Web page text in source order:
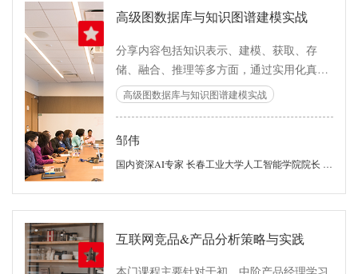
高级图数据库与知识图谱建模实战
分享内容包括知识表示、建模、获取、存
储、融合、推理等多方面，通过实用化真实
案例的方式完整阐述知识图谱的全过程。
高级图数据库与知识图谱建模实战
邹伟
国内资深AI专家 长春工业大学人工智能学院院长 中国软件行业协会专家委员 华东建筑设计研究总院研究员
互联网竞品&产品分析策略与实践